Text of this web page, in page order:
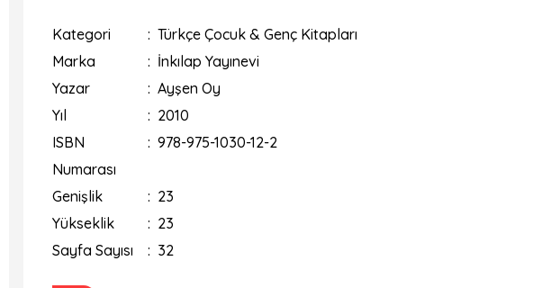
Kategori
Türkçe Çocuk & Genç Kitapları
Marka
İnkılap Yayınevi
Yazar
Ayşen Oy
Yıl
2010
ISBN
Numarası
978-975-1030-12-2
Genişlik
23
Yükseklik
23
Sayfa Sayısı
32